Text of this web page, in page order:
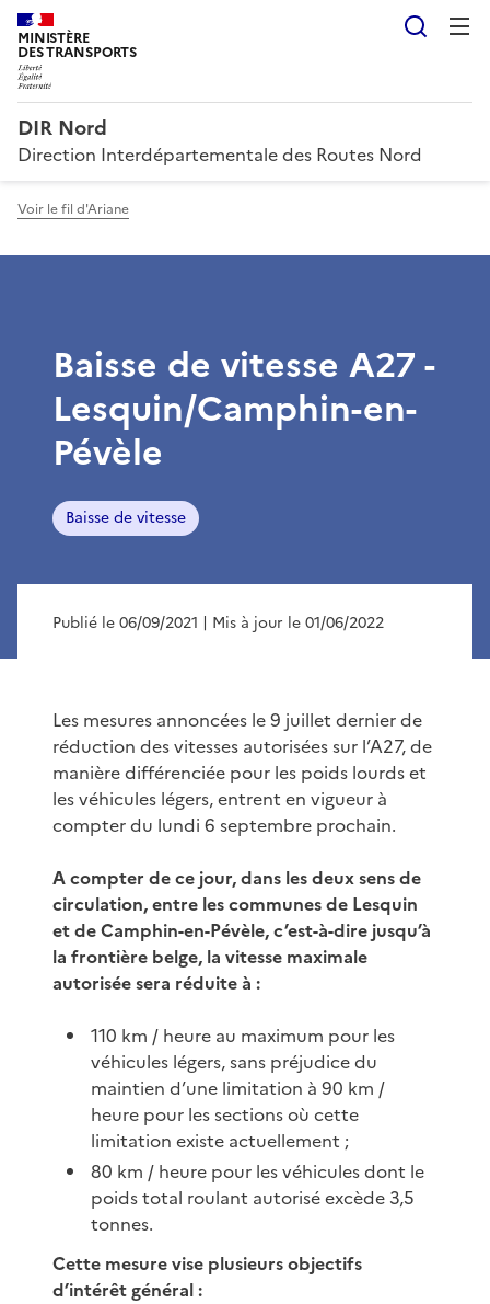
MINISTÈRE
DES TRANSPORTS
DIR Nord
Direction Interdépartementale des Routes Nord
Voir le fil d'Ariane
Baisse de vitesse A27 -
Lesquin/Camphin-en-
Pévèle
Baisse de vitesse
Publié le 06/09/2021 | Mis à jour le 01/06/2022
Les mesures annoncées le 9 juillet dernier de
réduction des vitesses autorisées sur l’A27, de
manière différenciée pour les poids lourds et
les véhicules légers, entrent en vigueur à
compter du lundi 6 septembre prochain.
A compter de ce jour, dans les deux sens de
circulation, entre les communes de Lesquin
et de Camphin-en-Pévèle, c’est-à-dire jusqu’à
la frontière belge, la vitesse maximale
autorisée sera réduite à :
110 km / heure au maximum pour les
véhicules légers, sans préjudice du
maintien d’une limitation à 90 km /
heure pour les sections où cette
limitation existe actuellement ;
80 km / heure pour les véhicules dont le
poids total roulant autorisé excède 3,5
tonnes.
Cette mesure vise plusieurs objectifs
d’intérêt général :